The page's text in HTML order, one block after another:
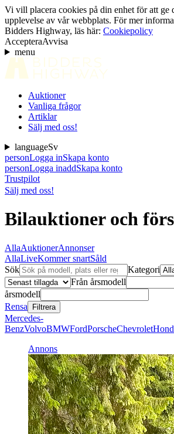
Vi vill placera cookies på din enhet för att ge
upplevelse av vår webbplats. För mer
Bidders Highway, läs här: Cookiepolicy
AccepteraAvvisa
menu
Auktioner
Vanliga frågor
Artiklar
Sälj med oss!
languageSv
personLogga inSkapa konto
personLogga inaddSkapa konto
Trustpilot
Sälj med oss!
Bilauktioner och
AllaAuktionerAnnonser
AllaLiveKommer snartSåld
Sök
Kategori
Från årsmodell
årsmodell
Rensa
Filtrera
Mercedes-
BenzVolvoBMWFordPorscheChevrolet
Annons